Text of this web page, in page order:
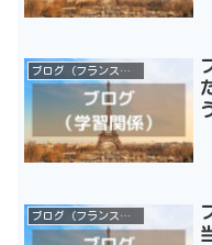
ブログ（フランス語学習）
ブログ（フランス語学習）